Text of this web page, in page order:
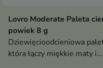
Dodaj do
Lovro Moderate Paleta
powiek 8 g
Dziewięcioodcieniowa
która łączy miękkie maty i